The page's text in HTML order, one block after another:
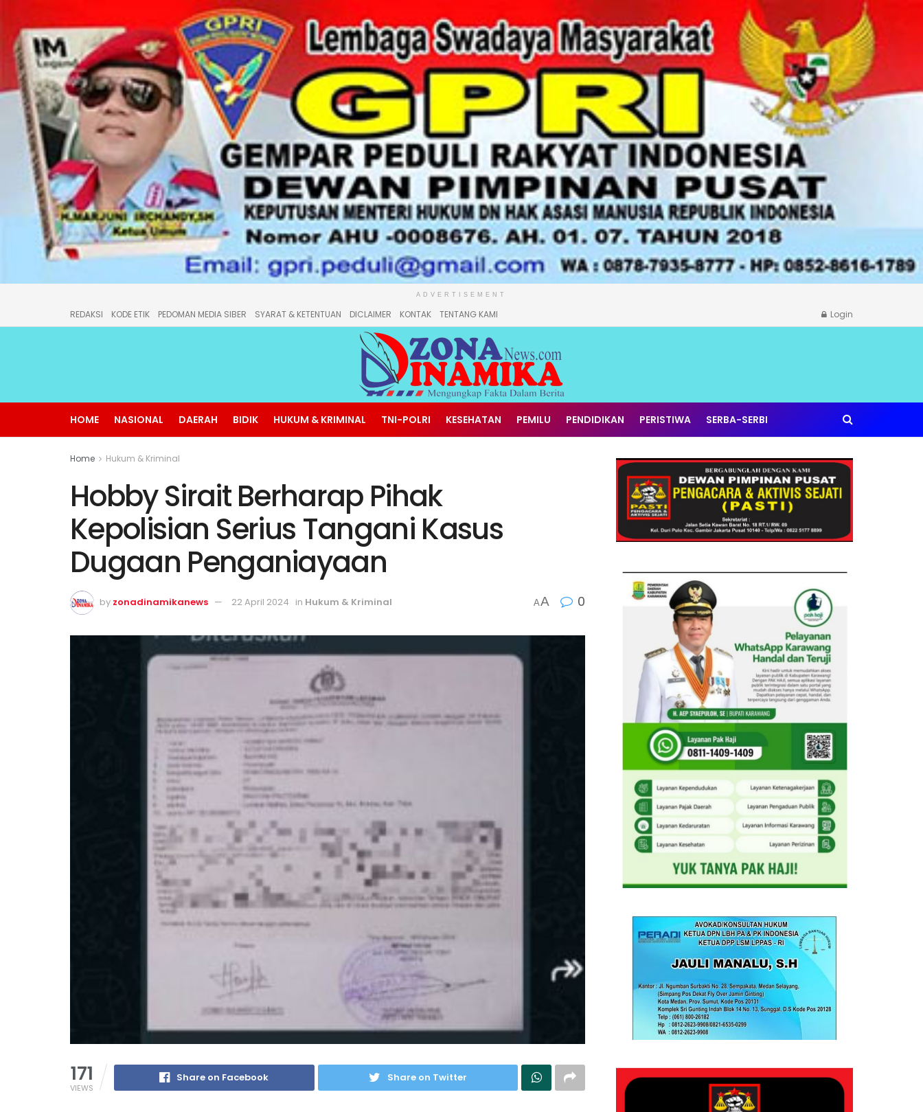
ADVERTISEMENT
REDAKSI KODE ETIK PEDOMAN MEDIA SIBER SYARAT & KETENTUAN DICLAIMER KONTAK TENTANG KAMI Login
HOME NASIONAL DAERAH BIDIK HUKUM & KRIMINAL TNI-POLRI KESEHATAN PEMILU PENDIDIKAN PERISTIWA SERBA-SERBI
Home Hukum & Kriminal
Hobby Sirait Berharap Pihak
Kepolisian Serius Tangani Kasus
Dugaan Penganiayaan
by zonadinamikanews 22 April 2024 in Hukum & Kriminal AA 0
171
VIEWS
Share on Facebook Share on Twitter